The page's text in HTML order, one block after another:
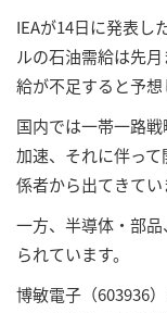
IEAが14日に発表し
ルの石油需給は先
給が不足すると予想
国内では一帯一路
加速、それに伴っ
係者から出てきてい
一方、半導体・部
られています。
博敏電子（603936